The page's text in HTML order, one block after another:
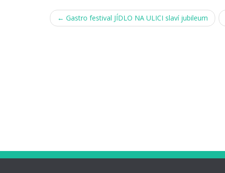
Post
← Gastro festival JÍDLO NA ULICI slaví jubileum